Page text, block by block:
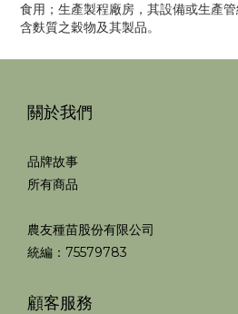
食用；生產製程廠房，其設備或生產管
含麩質之穀物及其製品。
關於我們
品牌故事
所有商品
農友種苗股份有限公司
統編：75579783
顧客服務